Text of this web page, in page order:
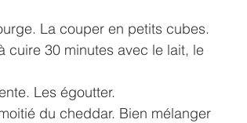
La couper en petits cubes.
cuire 30 minutes avec le lait, le
Les égoutter.
du cheddar. Bien mélanger